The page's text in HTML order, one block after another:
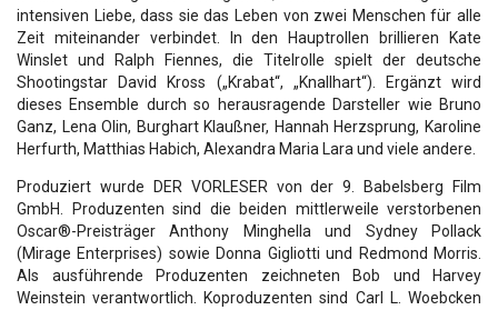
intensiven Liebe, dass sie das Leben von zwei Menschen für alle
Zeit miteinander verbindet. In den Hauptrollen brillieren Kate
Winslet und Ralph Fiennes, die Titelrolle spielt der deutsche
Shootingstar David Kross („Krabat“, „Knallhart“). Ergänzt wird
dieses Ensemble durch so herausragende Darsteller wie Bruno
Ganz, Lena Olin, Burghart Klaußner, Hannah Herzsprung, Karoline
Herfurth, Matthias Habich, Alexandra Maria Lara und viele andere.
Produziert wurde DER VORLESER von der 9. Babelsberg Film
GmbH. Produzenten sind die beiden mittlerweile verstorbenen
Oscar®-Preisträger Anthony Minghella und Sydney Pollack
(Mirage Enterprises) sowie Donna Gigliotti und Redmond Morris.
Als ausführende Produzenten zeichneten Bob und Harvey
Weinstein verantwortlich. Koproduzenten sind Carl L. Woebcken